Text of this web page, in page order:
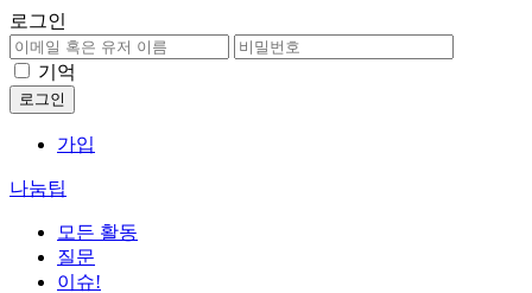
로그인
기억
가입
나눔팁
모든 활동
질문
이슈!